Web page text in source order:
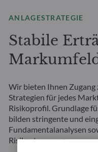
ANLAGESTRATEGIE
Stabile
Wir bieten Ihnen
Strategien für jedes
Risikoprofil. Grundlage
bilden stringente und
Fundamentalanalysen
Risikosteuerung.